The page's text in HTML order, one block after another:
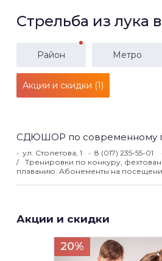
Стрельба из лука
Район Метро
Акции и скидки (1)
СДЮШОР по современному
ул. Столетова, 1 8 (017) 235-55-01
Тренировки по конкуру,
плаванию. Абонементы на
Акции и скидки
20%